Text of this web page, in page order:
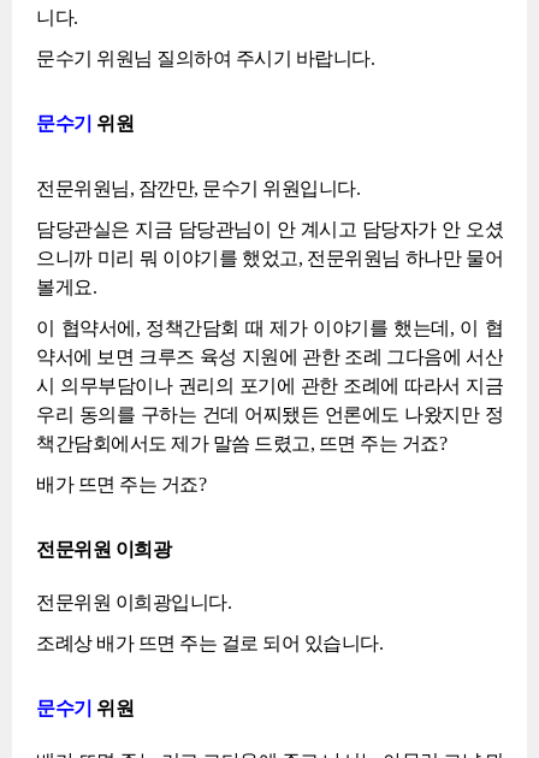
니다.
문수기 위원님 질의하여 주시기 바랍니다.
문수기 위원
전문위원님, 잠깐만, 문수기 위원입니다.
담당관실은 지금 담당관님이 안 계시고 담당자가 안 오셨
으니까 미리 뭐 이야기를 했었고, 전문위원님 하나만 물어
볼게요.
이 협약서에, 정책간담회 때 제가 이야기를 했는데, 이 협
약서에 보면 크루즈 육성 지원에 관한 조례 그다음에 서산
시 의무부담이나 권리의 포기에 관한 조례에 따라서 지금
우리 동의를 구하는 건데 어찌됐든 언론에도 나왔지만 정
책간담회에서도 제가 말씀 드렸고, 뜨면 주는 거죠?
배가 뜨면 주는 거죠?
전문위원 이희광
전문위원 이희광입니다.
조례상 배가 뜨면 주는 걸로 되어 있습니다.
문수기 위원